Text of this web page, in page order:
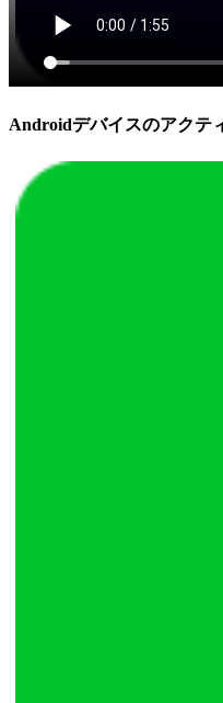
Androidデバイスのアクテ